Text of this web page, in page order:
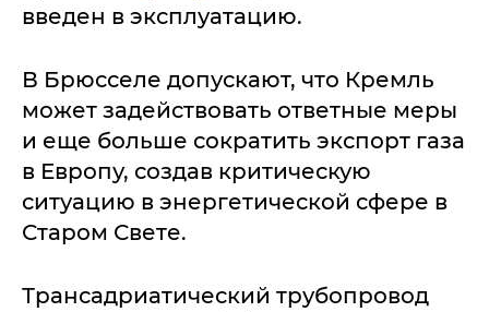
введен в эксплуатацию.
В Брюсселе допускают, что Кремль
может задействовать ответные меры
и еще больше сократить экспорт газа
в Европу, создав критическую
ситуацию в энергетической сфере в
Старом Свете.
Трансадриатический трубопровод